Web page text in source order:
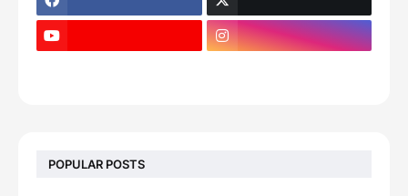
POPULAR POSTS